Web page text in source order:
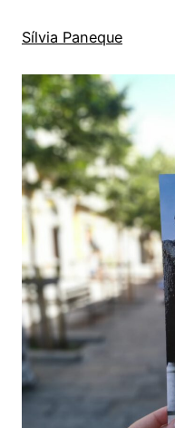
Sílvia Paneque